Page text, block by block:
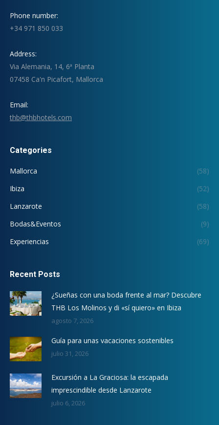
Phone number:
+34 971 850 033
Address:
Via Alemania, 14, 6ª Planta
07458 Ca'n Picafort, Mallorca
Email:
thb@thbhotels.com
Categories
Mallorca
(58)
Ibiza
(52)
Lanzarote
(58)
Bodas&Eventos
(9)
Experiencias
(69)
Recent Posts
¿Sueñas con una boda frente al mar? Descubre
THB Los Molinos y di «sí quiero» en Ibiza
agosto 7, 2026
Guía para unas vacaciones sostenibles
julio 31, 2026
Excursión a La Graciosa: la escapada
imprescindible desde Lanzarote
julio 6, 2026